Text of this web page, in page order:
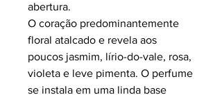
abertura.
O coração predominantemente
floral atalcado e revela aos
poucos jasmim, lírio-do-vale, rosa,
violeta e leve pimenta. O perfume
se instala em uma linda base